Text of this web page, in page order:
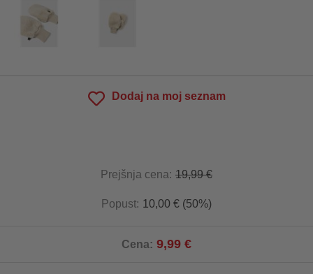
Dodaj na moj seznam
Prejšnja cena: 19,99 €
Popust: 10,00 € (50%)
Cena: 9,99 €